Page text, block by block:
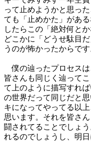
って止めようかと思っ
ても「止めかた」があ
したらこの「絶対何と
どこかに「どうせ駄目
うのが怖かったからです
僕の辿ったプロセスは
皆さんも同じく辿って
て上のように描写すれ
の世界だって同じだと
キになってやってる以
思います。それを皆さ
闘されてることでしょ
れるのでしょうし、明